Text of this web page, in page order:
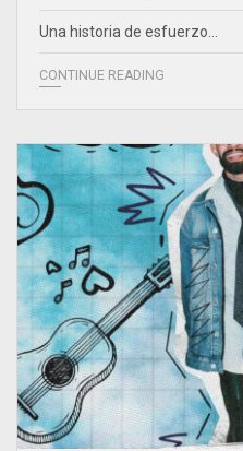
Una historia de esfuerzo…
CONTINUE READING